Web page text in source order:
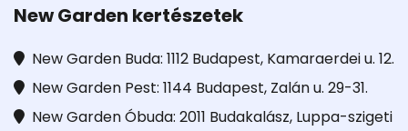
New Garden kertészetek
New Garden Buda: 1112 Budapest, Kamaraerdei u. 12.
New Garden Pest: 1144 Budapest, Zalán u. 29-31.
New Garden Óbuda: 2011 Budakalász, Luppa-szigeti